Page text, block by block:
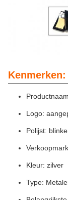
Kenmerken:
Logo:
Polijst:
Kleur: zilver
Type: